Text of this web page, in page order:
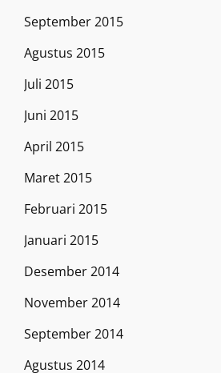
September 2015
Agustus 2015
Juli 2015
Juni 2015
April 2015
Maret 2015
Februari 2015
Januari 2015
Desember 2014
November 2014
September 2014
Agustus 2014